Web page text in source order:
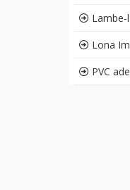
Lambe-
Lona
PVC